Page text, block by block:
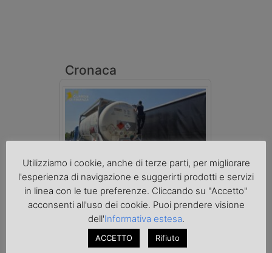
Cronaca
Benzina spacciata per solvente
sequestrata a Padova
Le Fiamme Gialle del Comando Provinciale
di Padova hanno sottoposto a sequestro
preventivo 33mila litri di benzina di
contrabbando, dichiarata come solvente
nei documenti di trasporto, e
Utilizziamo i cookie, anche di terze parti, per migliorare
l'esperienza di navigazione e suggerirti prodotti e servizi
in linea con le tue preferenze. Cliccando su "Accetto"
acconsenti all'uso dei cookie. Puoi prendere visione
dell'Informativa estesa.
ACCETTO Rifiuto